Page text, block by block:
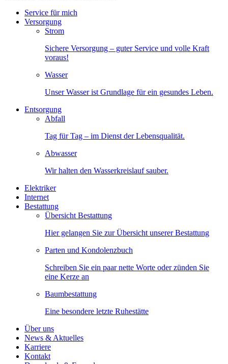
Service für mich
Versorgung
Strom
Sichere Versorgung – guter Service und volle Kraft
voraus!
Wasser
Unser Wasser ist Grundlage für ein gesundes Leben.
Entsorgung
Abfall
Tag für Tag – im Dienst der Lebensqualität.
Abwasser
Wir halten den Wasserkreislauf sauber.
Elektriker
Internet
Bestattung
Übersicht Bestattung
Hier gelangen Sie zur Übersicht unserer Bestattung
Parten und Kondolenzbuch
Schreiben Sie ein paar nette Worte oder zünden Sie
eine Kerze an
Baumbestattung
Eine besondere letzte Ruhestätte
Über uns
News & Aktuelles
Karriere
Kontakt